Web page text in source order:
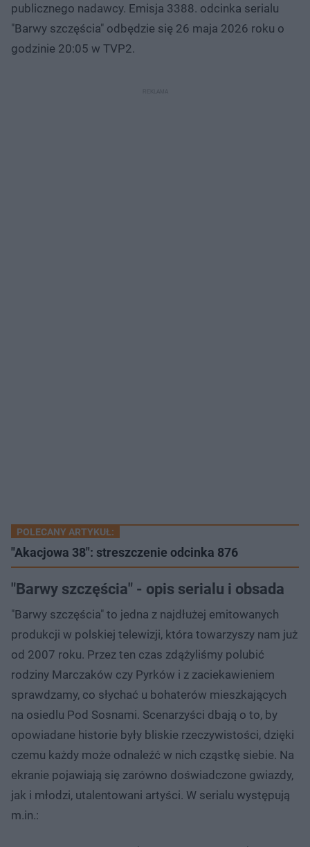
publicznego nadawcy. Emisja 3388. odcinka serialu
"Barwy szczęścia" odbędzie się 26 maja 2026 roku o
godzinie 20:05 w TVP2.
POLECANY ARTYKUŁ:
"Akacjowa 38": streszczenie odcinka 876
"Barwy szczęścia" - opis serialu i obsada
"Barwy szczęścia" to jedna z najdłużej emitowanych
produkcji w polskiej telewizji, która towarzyszy nam już
od 2007 roku. Przez ten czas zdążyliśmy polubić
rodziny Marczaków czy Pyrków i z zaciekawieniem
sprawdzamy, co słychać u bohaterów mieszkających
na osiedlu Pod Sosnami. Scenarzyści dbają o to, by
opowiadane historie były bliskie rzeczywistości, dzięki
czemu każdy może odnaleźć w nich cząstkę siebie. Na
ekranie pojawiają się zarówno doświadczone gwiazdy,
jak i młodzi, utalentowani artyści. W serialu występują
m.in.: